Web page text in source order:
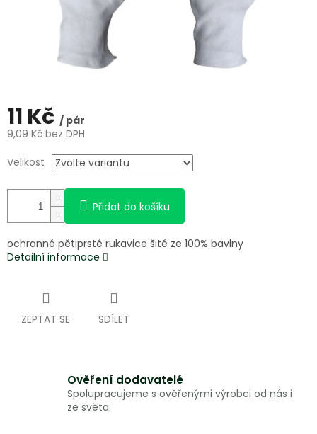
11 Kč / pár
9,09 Kč bez DPH
cena:
Velikost
Přidat do košíku
ochranné pětiprsté rukavice šité ze 100% bavlny
Detailní informace
ZEPTAT SE SDÍLET
Ověření dodavatelé
Spolupracujeme s ověřenými výrobci od nás i
ze světa.